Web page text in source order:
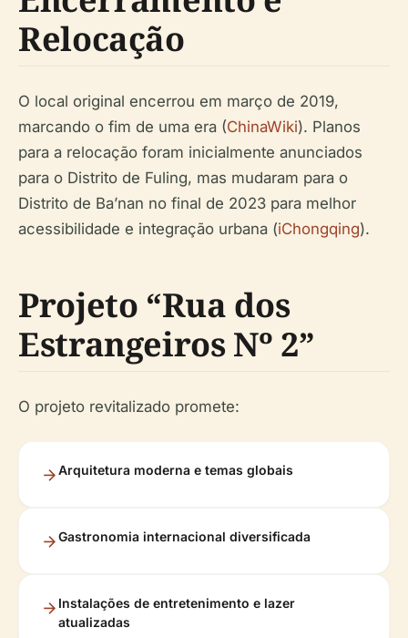
Relocação
O local original encerrou em março de 2019,
marcando o fim de uma era (ChinaWiki). Planos
para a relocação foram inicialmente anunciados
para o Distrito de Fuling, mas mudaram para o
Distrito de Ba’nan no final de 2023 para melhor
acessibilidade e integração urbana (iChongqing).
Projeto “Rua dos
Estrangeiros Nº 2”
O projeto revitalizado promete:
Arquitetura moderna e temas globais
Gastronomia internacional diversificada
Instalações de entretenimento e lazer
atualizadas